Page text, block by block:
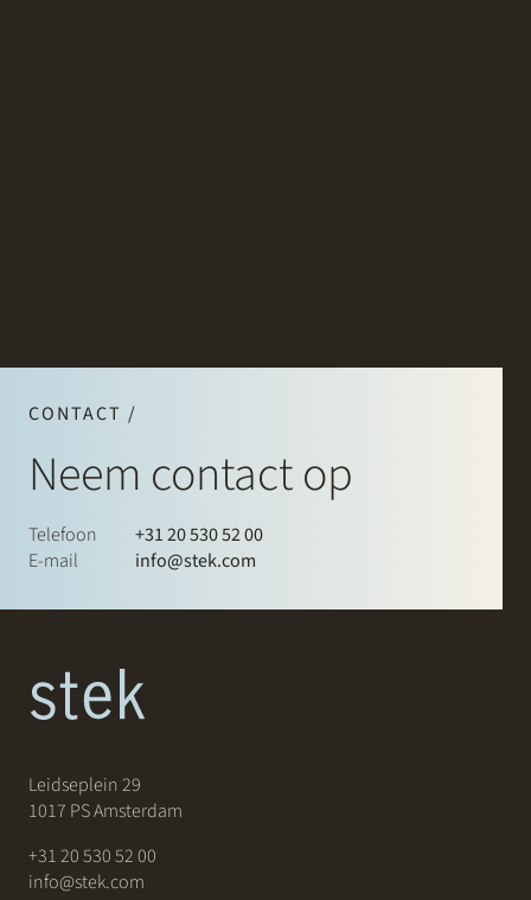
CONTACT /
Neem contact op
Telefoon
+31 20 530 52 00
E-mail
info@stek.com
Leidseplein 29
1017 PS Amsterdam
+31 20 530 52 00
info@stek.com